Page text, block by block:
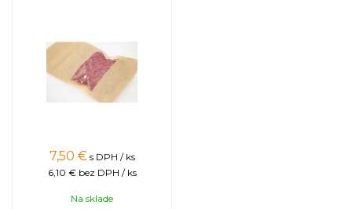
7,50 € s DPH / ks
6,10 € bez DPH / ks
Na sklade